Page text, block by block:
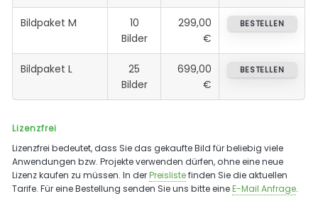
Bildpaket M
10
Bilder
299,00
€
BESTELLEN
Bildpaket L
25
Bilder
699,00
€
BESTELLEN
Lizenzfrei
Lizenzfrei bedeutet, dass Sie das gekaufte Bild für beliebig viele
Anwendungen bzw. Projekte verwenden dürfen, ohne eine neue
Lizenz kaufen zu müssen. In derPreislistefinden Sie die aktuellen
Tarife. Für eine Bestellung senden Sie uns bitte eineE-Mail Anfrage.